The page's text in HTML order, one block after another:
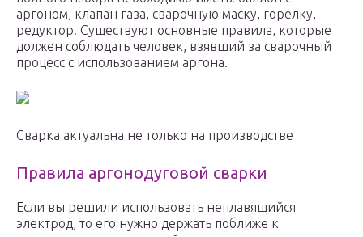
аргоном, клапан газа, сварочную маску, горелку,
редуктор. Существуют основные правила, которые
должен соблюдать человек, взявший за сварочный
процесс с использованием аргона.
Сварка актуальна не только на производстве
Правила аргонодуговой сварки
Если вы решили использовать неплавящийся
электрод, то его нужно держать поближе к